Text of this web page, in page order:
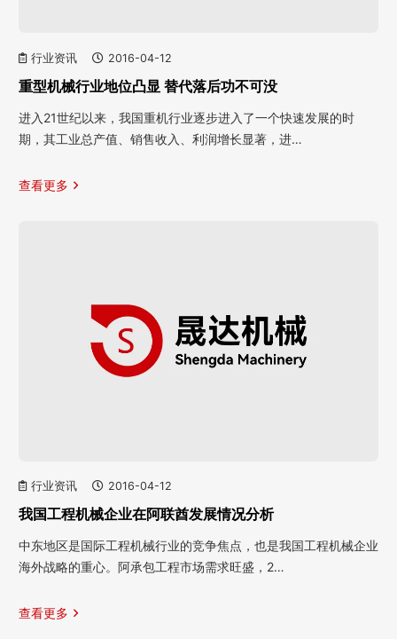
行业资讯 2016-04-12
重型机械行业地位凸显 替代落后功不可没
进入21世纪以来，我国重机行业逐步进入了一个快速发展的时
期，其工业总产值、销售收入、利润增长显著，进…
查看更多
行业资讯 2016-04-12
我国工程机械企业在阿联酋发展情况分析
中东地区是国际工程机械行业的竞争焦点，也是我国工程机械企业
海外战略的重心。阿承包工程市场需求旺盛，2…
查看更多